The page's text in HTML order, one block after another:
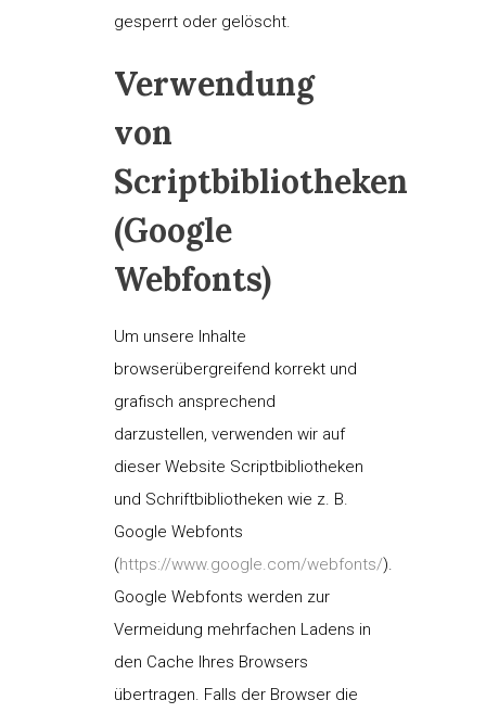
gesperrt oder gelöscht.
Verwendung
von
Scriptbibliotheken
(Google
Webfonts)
Um unsere Inhalte
browserübergreifend korrekt und
grafisch ansprechend
darzustellen, verwenden wir auf
dieser Website Scriptbibliotheken
und Schriftbibliotheken wie z. B.
Google Webfonts
(https://www.google.com/webfonts/).
Google Webfonts werden zur
Vermeidung mehrfachen Ladens in
den Cache Ihres Browsers
übertragen. Falls der Browser die